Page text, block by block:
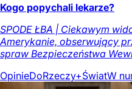
Kogo popychali lekarze?
SPODE ŁBA | Ciekawym
Amerykanie, obserwujący
spraw Bezpieczeństwa
OpinieDoRzeczy+ŚwiatW